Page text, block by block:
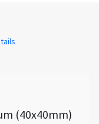
(40x40mm)